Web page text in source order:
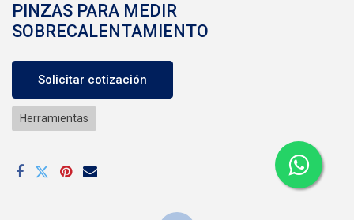
PINZAS PARA MEDIR
SOBRECALENTAMIENTO
Solicitar cotización
Herramientas